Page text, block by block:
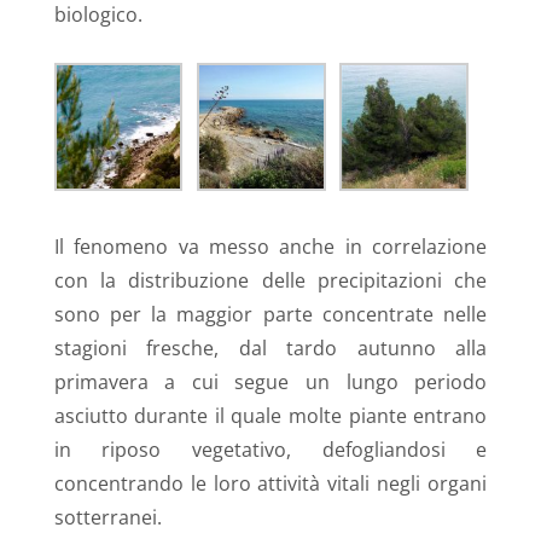
biologico.
Il fenomeno va messo anche in correlazione
con la distribuzione delle precipitazioni che
sono per la maggior parte concentrate nelle
stagioni fresche, dal tardo autunno alla
primavera a cui segue un lungo periodo
asciutto durante il quale molte piante entrano
in riposo vegetativo, defogliandosi e
concentrando le loro attività vitali negli organi
sotterranei.